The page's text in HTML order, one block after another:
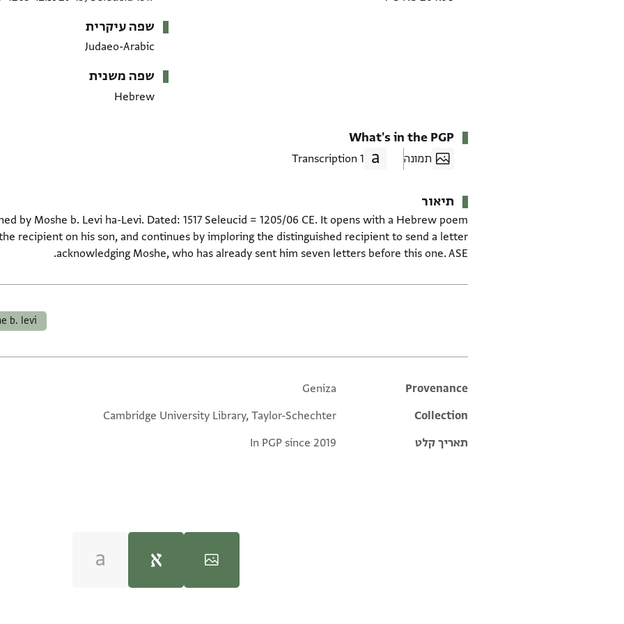
שפה עיקרית
Judaeo-Arabic
שפה משנית
Hebrew
What's in the PGP
תמונה 1 Transcription
תיאור
by Moshe b. Levi ha-Levi. Dated: 1517 Seleucid = 1205/06 CE. It opens with a Hebrew poem
recipient on his son, and continues by imploring the distinguished recipient to send a letter
acknowledging Moshe, who has already sent him seven letters before this one. ASE.
b. levi
Additional metadata
Provenance
Geniza
Collection
Cambridge University Library, Taylor-Schechter
תאריך קלט
In PGP since 2019